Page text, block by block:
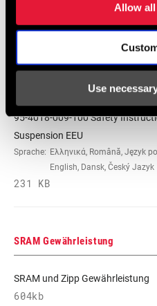
Allow
Use
日本語, 官话, Português,
Nederlands, Italiano,
Español, English, Deutsch
348 KB
95-4018-009-100 Safety
Suspension EEU
Sprache: Ελληνικά, Română, Język
English, Dansk, Český Jazyk
231 KB
SRAM Gewährleistung
SRAM und Zipp Gewährleistung
604kb